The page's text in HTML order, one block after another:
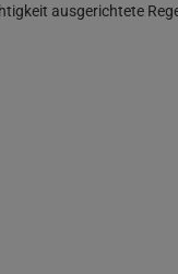
ausgerichtete